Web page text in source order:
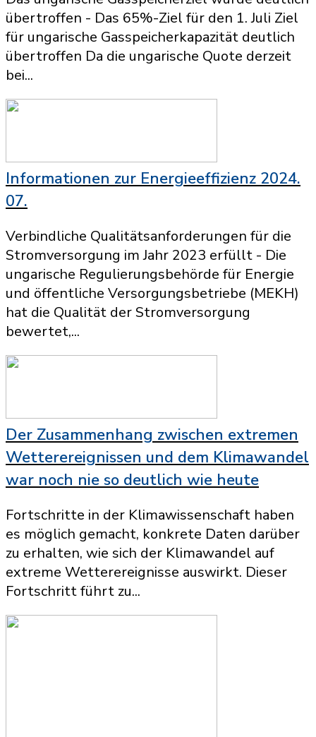
übertroffen - Das 65%-Ziel für den 1. Juli Ziel
für ungarische Gasspeicherkapazität deutlich
übertroffen Da die ungarische Quote derzeit
bei...
Informationen zur Energieeffizienz 2024.
07.
Verbindliche Qualitätsanforderungen für die
Stromversorgung im Jahr 2023 erfüllt - Die
ungarische Regulierungsbehörde für Energie
und öffentliche Versorgungsbetriebe (MEKH)
hat die Qualität der Stromversorgung
bewertet,...
Der Zusammenhang zwischen extremen
Wetterereignissen und dem Klimawandel
war noch nie so deutlich wie heute
Fortschritte in der Klimawissenschaft haben
es möglich gemacht, konkrete Daten darüber
zu erhalten, wie sich der Klimawandel auf
extreme Wetterereignisse auswirkt. Dieser
Fortschritt führt zu...